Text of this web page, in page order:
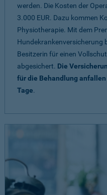
werden. Die Kosten der
3.000 EUR. Dazu kommen
Physiotherapie. Mit dem
Hundekrankenversicherung
Besitzerin für einen
abgesichert. Die
für die Behandlung
Tage.